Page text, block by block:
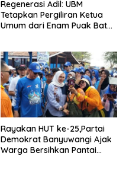
Regenerasi Adil: UBM
Tetapkan Pergiliran Ketua
Umum dari Enam Puak Batak
Rayakan HUT ke-25,Partai
Demokrat Banyuwangi Ajak
Warga Bersihkan Pantai